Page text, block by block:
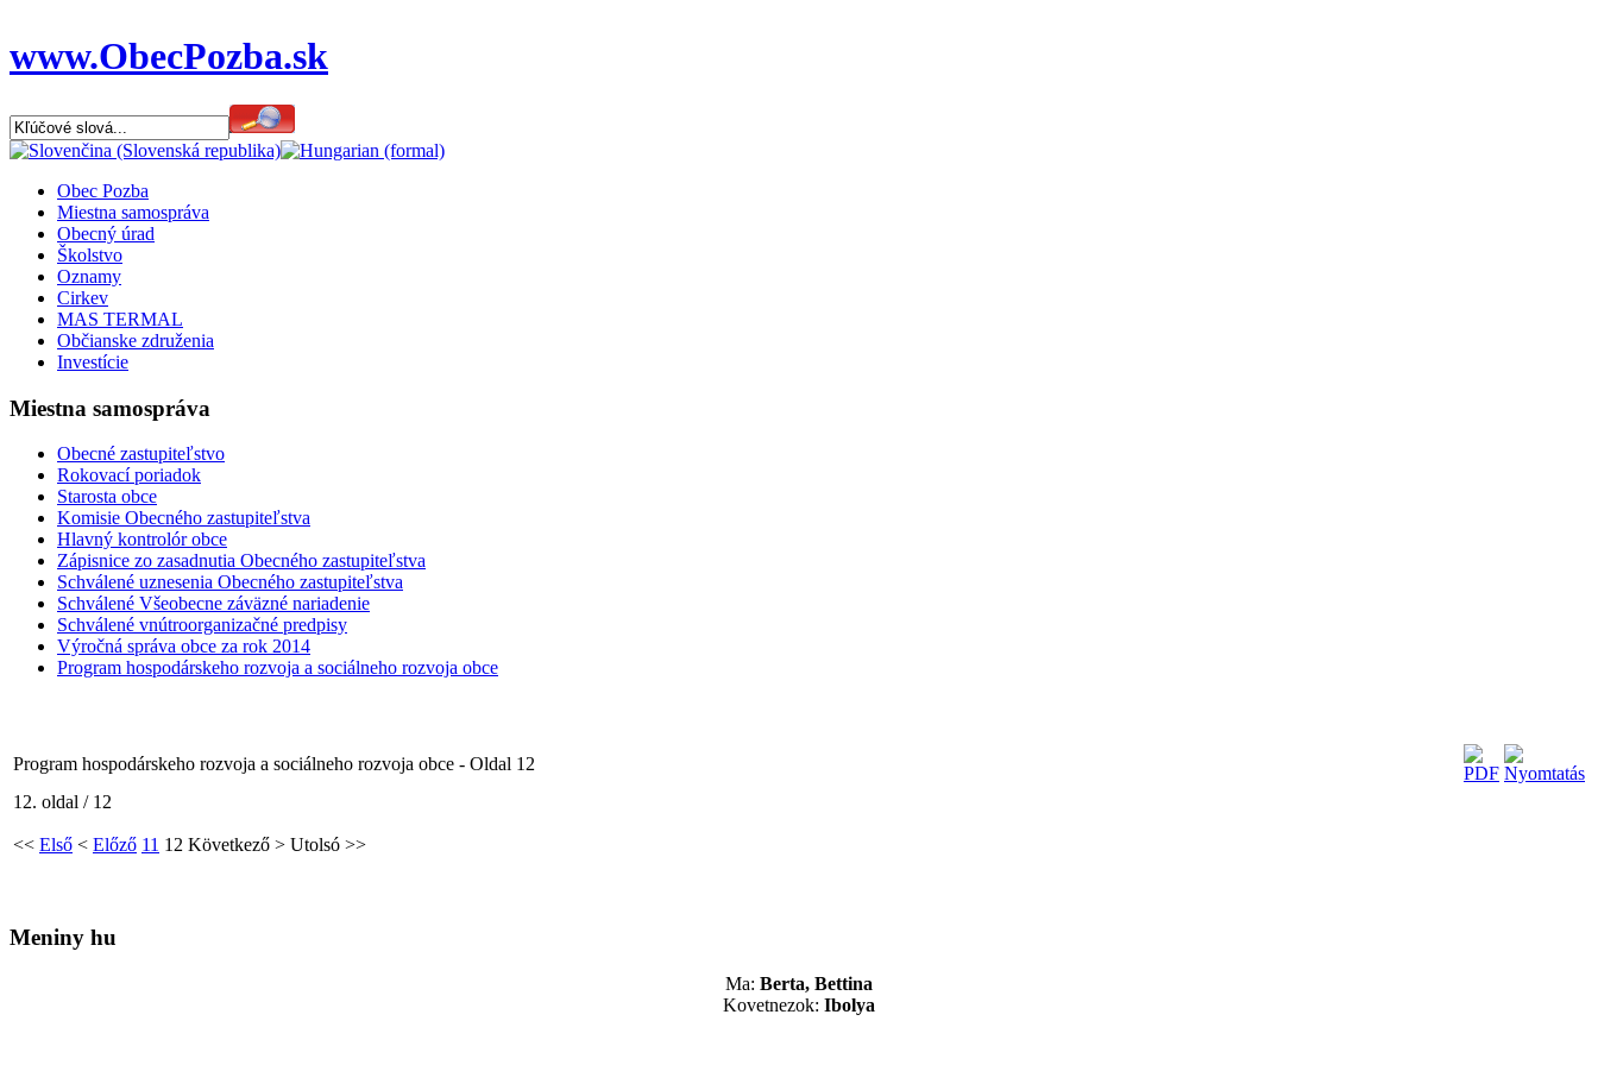
www.ObecPozba.sk
Obec Pozba
Miestna samospráva
Obecný úrad
Školstvo
Oznamy
Cirkev
MAS TERMAL
Občianske združenia
Investície
Miestna samospráva
Obecné zastupiteľstvo
Rokovací poriadok
Starosta obce
Komisie Obecného zastupiteľstva
Hlavný kontrolór obce
Zápisnice zo zasadnutia Obecného zastupiteľstva
Schválené uznesenia Obecného zastupiteľstva
Schválené Všeobecne záväzné nariadenie
Schválené vnútroorganizačné predpisy
Výročná správa obce za rok 2014
Program hospodárskeho rozvoja a sociálneho rozvoja obce
Program hospodárskeho rozvoja a sociálneho rozvoja obce - Oldal 12
12. oldal / 12
<< Első < Előző 11 12 Következő > Utolsó >>
Meniny hu
Ma: Berta, Bettina
Kovetnezok: Ibolya